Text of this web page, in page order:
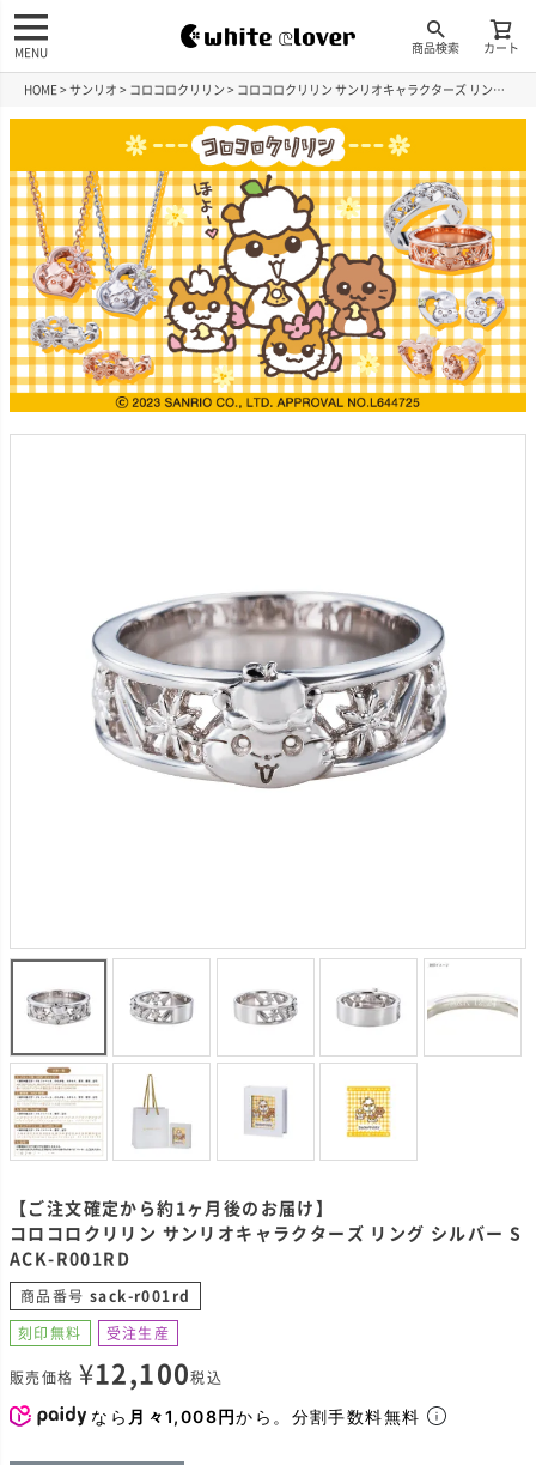
商品検索 カート
MENU
HOME サンリオ コロコロクリリン コロコロクリリン サンリオキャラクターズ リング シルバー SACK-R001RD
【ご注文確定から約1ヶ月後のお届け】
コロコロクリリン サンリオキャラクターズ リング シルバー S
ACK-R001RD
商品番号 sack-r001rd
刻印無料 受注生産
販売価格 ¥12,100税込
なら 月々1,008円から。分割手数料無料